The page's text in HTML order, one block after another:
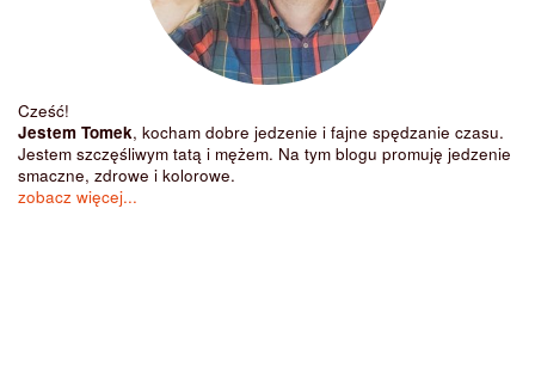
Cześć!
Jestem Tomek, kocham dobre jedzenie i fajne spędzanie czasu.
Jestem szczęśliwym tatą i mężem. Na tym blogu promuję jedzenie
smaczne, zdrowe i kolorowe.
zobacz więcej...